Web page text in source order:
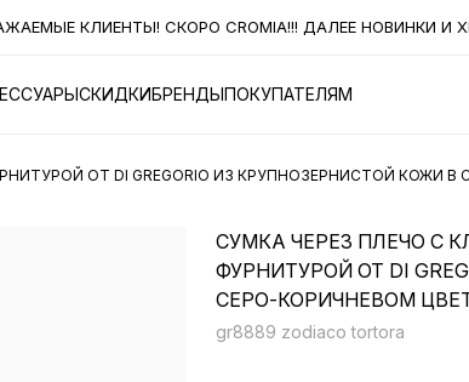
КЛИЕНТЫ! СКОРО CROMIA!!! ДАЛЕЕ НОВИНКИ И
СКИДКИБРЕНДЫПОКУПАТЕЛЯМ
ОТ DI GREGORIO ИЗ КРУПНОЗЕРНИСТОЙ КОЖИ В
СУМКА ЧЕРЕЗ ПЛЕЧО С
ФУРНИТУРОЙ ОТ DI
СЕРО-КОРИЧНЕВОМ
gr8889 zodiaco tortora